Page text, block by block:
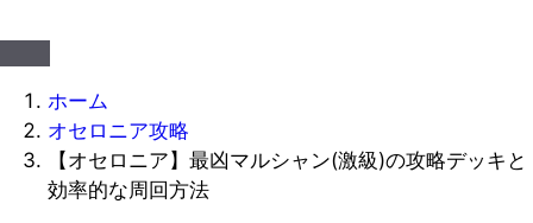
ホーム
オセロニア攻略
【オセロニア】最凶マルシャン(激級)の攻略デッキと
効率的な周回方法